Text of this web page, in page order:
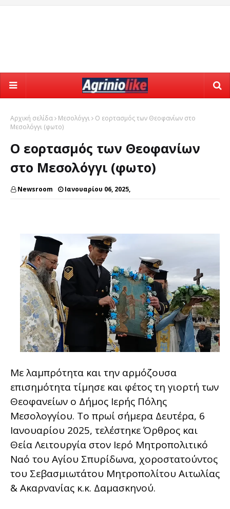
Αρχική σελίδα Μεσολόγγι
Ο εορτασμός των Θεοφανίων στο
Μεσολόγγι (φωτο)
Ο εορτασμός των Θεοφανίων
στο Μεσολόγγι (φωτο)
Newsroom Ιανουαρίου 06, 2025,
Με λαμπρότητα και την αρμόζουσα
επισημότητα τίμησε και φέτος τη γιορτή των
Θεοφανείων ο Δήμος Ιερής Πόλης
Μεσολογγίου. Το πρωί σήμερα Δευτέρα, 6
Ιανουαρίου 2025, τελέστηκε Όρθρος και
Θεία Λειτουργία στον Ιερό Μητροπολιτικό
Ναό του Αγίου Σπυρίδωνα, χοροστατούντος
του Σεβασμιωτάτου Μητροπολίτου Αιτωλίας
& Ακαρνανίας κ.κ. Δαμασκηνού.